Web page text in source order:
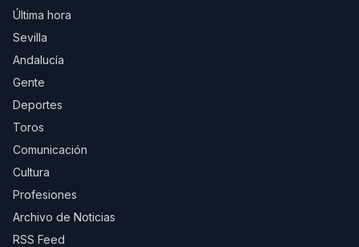
Última hora
Sevilla
Andalucía
Gente
Deportes
Toros
Comunicación
Cultura
Profesiones
Archivo de Noticias
RSS Feed